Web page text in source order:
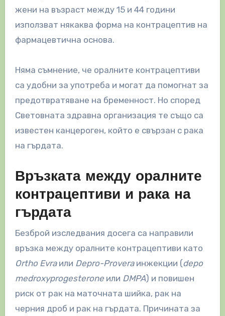
жени на възраст между 15 и 44 години
използват някаква форма на контрацептив на
фармацевтична основа.
Няма съмнение, че оралните контрацептиви
са удобни за употреба и могат да помогнат за
предотвратяване на бременност. Но според
Световната здравна организация те също са
известен канцероген, който е свързан с рака
на гърдата.
Връзката между оралните
контрацептиви и рака на
гърдата
Безброй изследвания досега са направили
връзка между оралните контрацептиви като
Ortho Evraили Depro-Proveraинжекции (depo
medroxyprogesteroneили DMPA) и повишен
риск от рак на маточната шийка, рак на
черния дроб и рак на гърдата. Причината за